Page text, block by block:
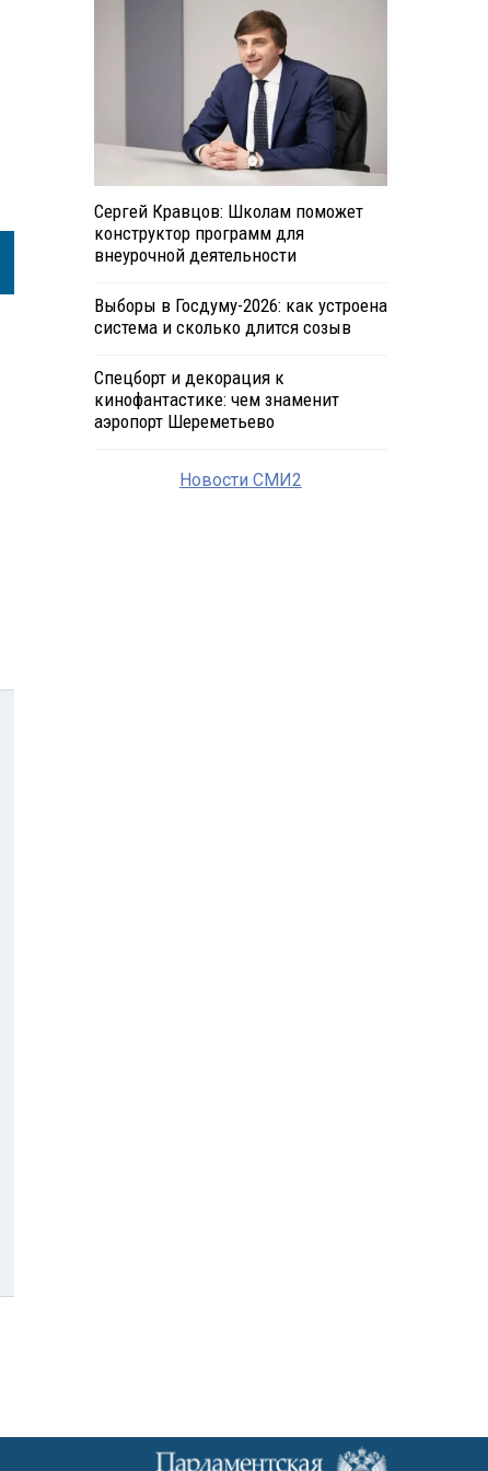
Сергей Кравцов: Школам поможет
конструктор программ для
внеурочной деятельности
Выборы в Госдуму-2026: как устроена
система и сколько длится созыв
Спецборт и декорация к
кинофантастике: чем знаменит
аэропорт Шереметьево
Новости СМИ2